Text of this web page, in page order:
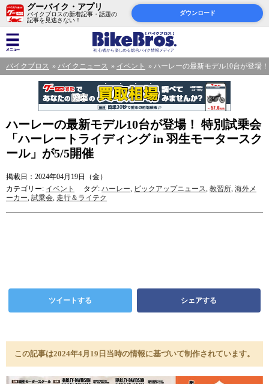
グーバイク・アプリ
バイクブロスの新着記事・話題の
記事を見逃さない！
ダウンロード
バイクブロス バイクニュース イベント ハーレーの最新モデル10台が登場
ハーレーの最新モデル10台が登場！ 特別試乗会
「ハーレートライディング in 羽生モータースク
ール」が5/5開催
掲載日：2024年04月19日（金）
カテゴリー: イベント タグ: ハーレー, ピックアップニュース, 教習所, 海外メ
ーカー, 試乗会, 走行＆ライテク
ツイートする シェアする
この記事は2024年4月19日当時の情報に基づいて制作されています。